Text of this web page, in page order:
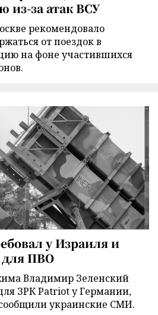
из-за атак ВСУ
рекомендовало
от поездок в
на фоне участившихся
у Израиля и
ПВО
Владимир Зеленский
ЗРК Patriot у Германии,
украинские СМИ.